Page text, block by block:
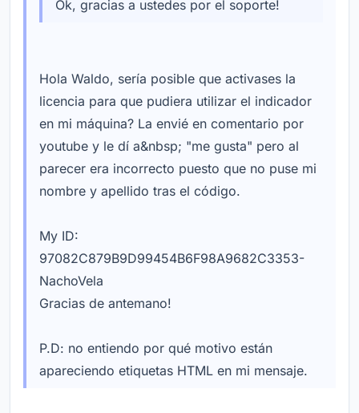
Ok, gracias a ustedes por el soporte!
Hola Waldo, sería posible que activases la
licencia para que pudiera utilizar el indicador
en mi máquina? La envié en comentario por
youtube y le dí a&nbsp; "me gusta" pero al
parecer era incorrecto puesto que no puse mi
nombre y apellido tras el código.
My ID:
97082C879B9D99454B6F98A9682C3353-
NachoVela
Gracias de antemano!
P.D: no entiendo por qué motivo están
apareciendo etiquetas HTML en mi mensaje.